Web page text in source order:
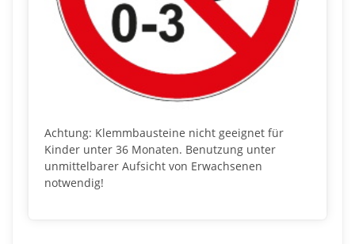
Achtung: Klemmbausteine nicht geeignet für
Kinder unter 36 Monaten. Benutzung unter
unmittelbarer Aufsicht von Erwachsenen
notwendig!